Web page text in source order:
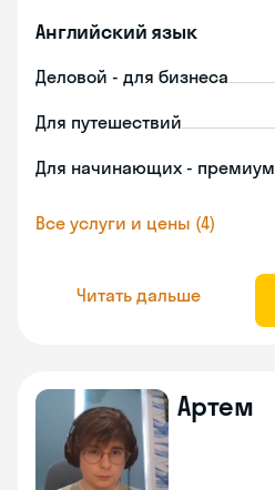
Английский язык
Деловой - для бизнеса
Для путешествий
Для начинающих - премиум
Все услуги и цены (4)
Читать дальше
Артем